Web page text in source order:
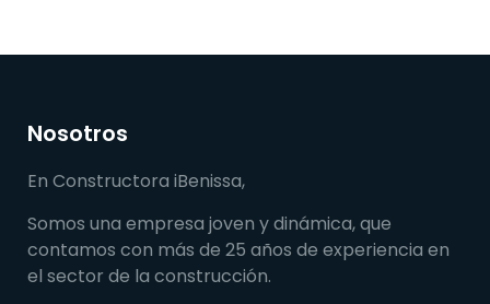
Nosotros
En Constructora iBenissa,
Somos una empresa joven y dinámica, que
contamos con más de 25 años de experiencia en
el sector de la construcción.